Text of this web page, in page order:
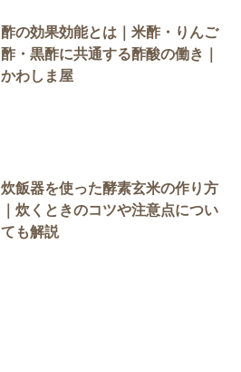
酢の効果効能とは｜米酢・りんご
酢・黒酢に共通する酢酸の働き｜
かわしま屋
炊飯器を使った酵素玄米の作り方
｜炊くときのコツや注意点につい
ても解説